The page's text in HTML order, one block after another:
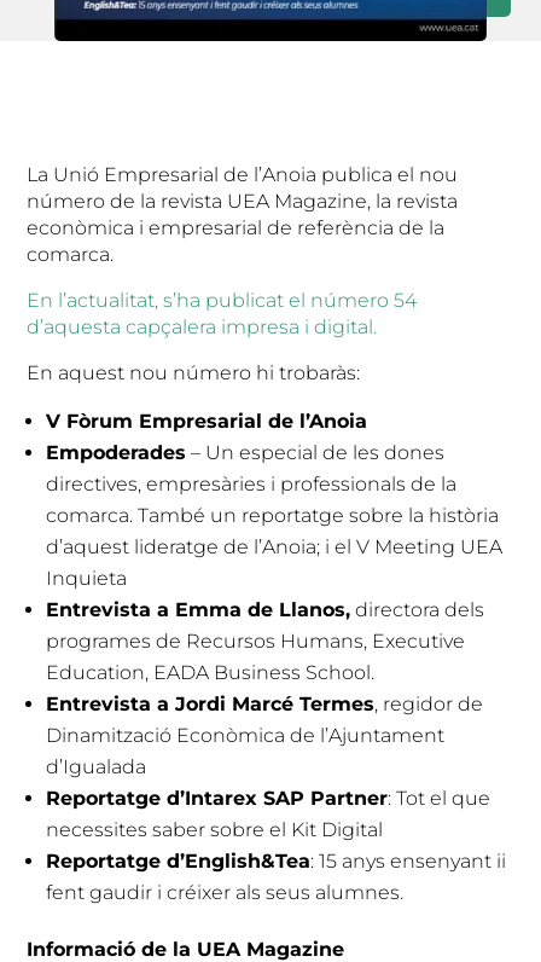
La Unió Empresarial de l’Anoia publica el nou
número de la revista UEA Magazine, la revista
econòmica i empresarial de referència de la
comarca.
En l’actualitat, s’ha publicat el número 54
d’aquesta capçalera impresa i digital.
En aquest nou número hi trobaràs:
V Fòrum Empresarial de l’Anoia
Empoderades – Un especial de les dones
directives, empresàries i professionals de la
comarca. També un reportatge sobre la història
d’aquest lideratge de l’Anoia; i el V Meeting UEA
Inquieta
Entrevista a Emma de Llanos, directora dels
programes de Recursos Humans, Executive
Education, EADA Business School.
Entrevista a Jordi Marcé Termes, regidor de
Dinamització Econòmica de l’Ajuntament
d’Igualada
Reportatge d’Intarex SAP Partner: Tot el que
necessites saber sobre el Kit Digital
Reportatge d’English&Tea: 15 anys ensenyant ii
fent gaudir i créixer als seus alumnes.
Informació de la UEA Magazine